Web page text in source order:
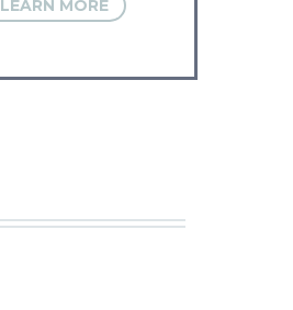
LEARN MORE